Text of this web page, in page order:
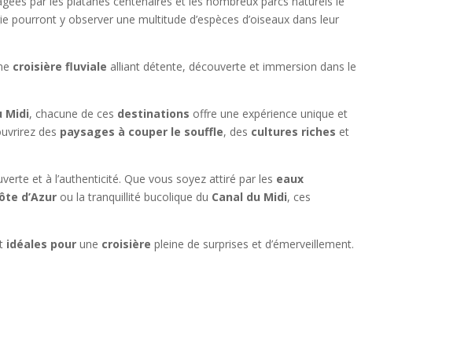
y observer une multitude d’espèces d’oiseaux dans leur
croisière fluviale alliant détente, découverte et immersion dans le
Midi, chacune de ces destinations offre une expérience unique et
des paysages à couper le souffle, des cultures riches et
et à l’authenticité. Que vous soyez attiré par les eaux
d’Azur ou la tranquillité bucolique du Canal du Midi, ces
idéales pour une croisière pleine de surprises et d’émerveillement.